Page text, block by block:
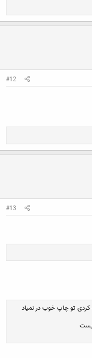
#12
#13
کردی تو چاپ خوب در نمیاد